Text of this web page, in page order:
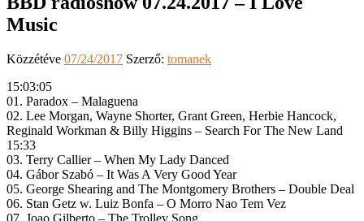
Music
Közzétéve 07/24/2017 Szerző: tomanek
15:03:05
01. Paradox – Malaguena
02. Lee Morgan, Wayne Shorter, Grant Green, Herbie Hancock,
Reginald Workman & Billy Higgins – Search For The New Land
15:33
03. Terry Callier – When My Lady Danced
04. Gábor Szabó – It Was A Very Good Year
05. George Shearing and The Montgomery Brothers – Double Deal
06. Stan Getz w. Luiz Bonfa – O Morro Nao Tem Vez
07. Joao Gilberto – The Trolley Song